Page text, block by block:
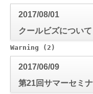
2017/08/01
クールビズについて
Warning (2)
2017/06/09
第21回サマーセミ